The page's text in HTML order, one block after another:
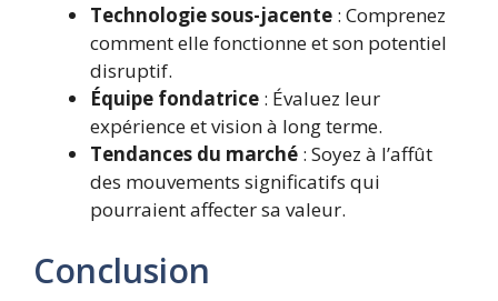
Technologie sous-jacente : Comprenez
comment elle fonctionne et son potentiel
disruptif.
Équipe fondatrice : Évaluez leur
expérience et vision à long terme.
Tendances du marché : Soyez à l’affût
des mouvements significatifs qui
pourraient affecter sa valeur.
Conclusion